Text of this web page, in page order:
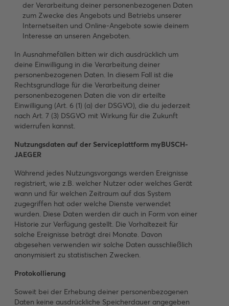
der Verarbeitung deiner personenbezogenen Daten
zum Zwecke des Angebots und Betriebs unserer
Internetseiten und Online-Angebote sowie deinem
Interesse an unseren Angeboten.
In Ausnahmefällen bitten wir dich ausdrücklich um
deine Einwilligung in die Verarbeitung deiner
personenbezogenen Daten. In diesem Fall ist die
Rechtsgrundlage für die Verarbeitung deiner
personenbezogenen Daten die von dir erteilte
Einwilligung (Art. 6 (1) (a) der DSGVO), die du jederzeit
nach Art. 7 (3) DSGVO mit Wirkung für die Zukunft
widerrufen kannst.
Nutzungsdaten auf der Serviceplattform myBUSCH-
JAEGER
Während jedes Nutzungsvorgangs werden Ereignisse
registriert, wie z.B. welcher Nutzer oder welches Gerät
wann und für welchen Zeitraum auf das System
zugegriffen hat oder welche Dienste verwendet
wurden. Diese Daten werden dir auch in Form von einer
Historie zur Verfügung gestellt. Die Vorhaltezeit für
solche Ereignisse beträgt drei Monate. Davon
abgesehen verwenden wir solche Daten ausschließlich
anonymisiert zu statistischen Zwecken.
Protokollierung
Soweit bei der Erhebung deiner personenbezogenen
Daten keine ausdrückliche Speicherdauer angegeben